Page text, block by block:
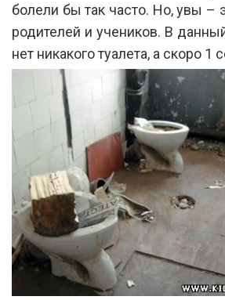
болели бы так часто. Но, увы –
родителей и учеников. В
нет никакого туалета, а скоро 1